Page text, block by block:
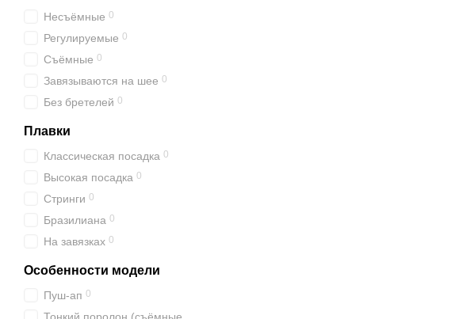
Несъёмные 0
Регулируемые 0
Съёмные 0
Завязываются на шее 0
Без бретелей 0
Плавки
Классическая посадка 0
Высокая посадка 0
Стринги 0
Бразилиана 0
На завязках 0
Особенности модели
Пуш-ап 0